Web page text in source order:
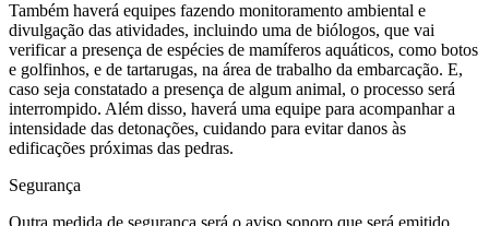
Também haverá equipes fazendo monitoramento ambiental e
divulgação das atividades, incluindo uma de biólogos, que vai
verificar a presença de espécies de mamíferos aquáticos, como botos
e golfinhos, e de tartarugas, na área de trabalho da embarcação. E,
caso seja constatado a presença de algum animal, o processo será
interrompido. Além disso, haverá uma equipe para acompanhar a
intensidade das detonações, cuidando para evitar danos às
edificações próximas das pedras.
Segurança
Outra medida de segurança será o aviso sonoro que será emitido